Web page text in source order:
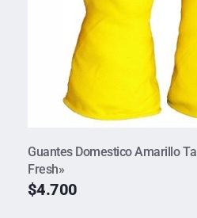
Guantes Domestico Amarillo
Fresh»
$4.700